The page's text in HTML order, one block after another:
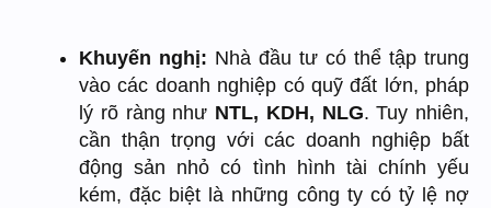
Khuyến nghị: Nhà đầu tư có thể tập trung
vào các doanh nghiệp có quỹ đất lớn, pháp
lý rõ ràng như NTL, KDH, NLG. Tuy nhiên,
cần thận trọng với các doanh nghiệp bất
động sản nhỏ có tình hình tài chính yếu
kém, đặc biệt là những công ty có tỷ lệ nợ